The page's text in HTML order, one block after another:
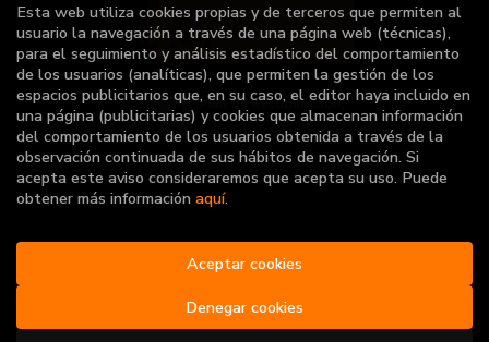
Vuelo de palabras. Todos los Derechos
Esta web utiliza cookies propias y de terceros que permiten al
usuario la navegación a través de una página web (técnicas),
para el seguimiento y análisis estadístico del comportamiento
de los usuarios (analíticas), que permiten la gestión de los
espacios publicitarios que, en su caso, el editor haya incluido en
una página (publicitarias) y cookies que almacenan información
del comportamiento de los usuarios obtenida a través de la
observación continuada de sus hábitos de navegación. Si
acepta este aviso consideraremos que acepta su uso. Puede
obtener más información aquí.
Denegar cookies
Aceptar cookies